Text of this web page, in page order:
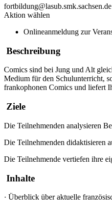
fortbildung@lasub.smk.sachsen.de
Aktion wählen
Onlineanmeldung zur
Beschreibung
Comics sind bei Jung und Alt
Medium für den Schulunterricht,
frankophonen Comics und liefert
Ziele
Die Teilnehmenden analysieren
Die Teilnehmenden didaktisieren
Die Teilnehmende vertiefen ihre
Inhalte
· Überblick über aktuelle